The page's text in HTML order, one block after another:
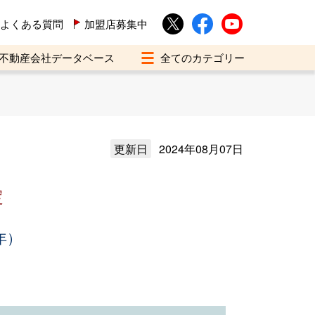
よくある質問 加盟店募集中
動産会社データベース
更新日 2024年08月07日